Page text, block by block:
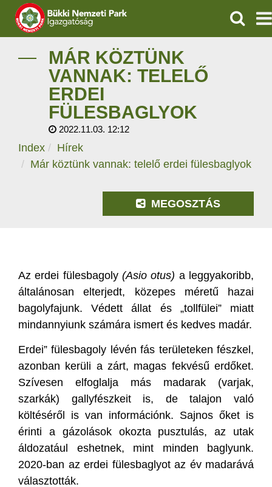
IGAZGATÓSÁG
TERMÉSZETVÉDELEM
VÍZVÉDELEM
ÖKOTURIZMUS
MÁR KÖZTÜNK
VANNAK: TELELŐ
ERDEI
FÜLESBAGLYOK
2022.11.03. 12:12
Index
Hírek
Már köztünk vannak: telelő erdei fülesbaglyok
MEGOSZTÁS
Az erdei fülesbagoly(Asio otus) a leggyakoribb,
általánosan elterjedt, közepes méretű hazai
bagolyfajunk. Védett állat és „tollfülei” miatt
mindannyiunk számára ismert és kedves madár.
Erdei” fülesbagoly lévén fás területeken fészkel,
azonban kerüli a zárt, magas fekvésű erdőket.
Szívesen elfoglalja más madarak (varjak,
szarkák) gallyfészkeit is, de talajon való
költéséről is van információnk. Sajnos őket is
érinti a gázolások okozta pusztulás, az utak
áldozatául eshetnek, mint minden baglyunk.
2020-ban az erdei fülesbaglyot az év madarává
választották.